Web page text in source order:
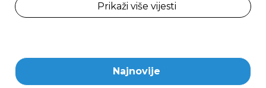
Prikaži više vijesti
Najnovije